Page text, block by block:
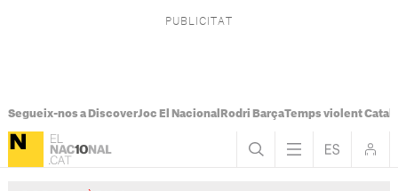
Segueix-nos a DiscoverJoc El Nacional Rodri BarçaTemps violent